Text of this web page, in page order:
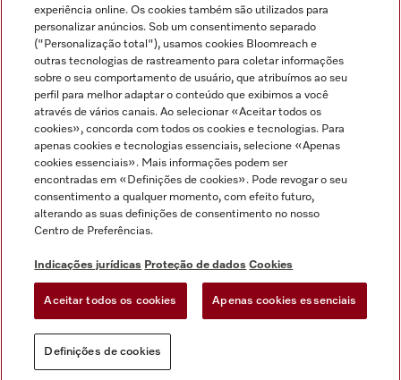
Indicações jurídicas
Condições gerais
Proteção de dados
Condições de utilização
Canal de Ética
Formulário de livre resolução
experiência online. Os cookies também são utilizados para
personalizar anúncios. Sob um consentimento separado
("Personalização total"), usamos cookies Bloomreach e
outras tecnologias de rastreamento para coletar informações
sobre o seu comportamento de usuário, que atribuímos ao seu
perfil para melhor adaptar o conteúdo que exibimos a você
através de vários canais. Ao selecionar «Aceitar todos os
cookies», concorda com todos os cookies e tecnologias. Para
apenas cookies e tecnologias essenciais, selecione «Apenas
cookies essenciais». Mais informações podem ser
encontradas em «Definições de cookies». Pode revogar o seu
consentimento a qualquer momento, com efeito futuro,
alterando as suas definições de consentimento no nosso
Centro de Preferências.
Indicações jurídicas Proteção de dados Cookies
Aceitar todos os cookies Apenas cookies essenciais
Definições de cookies